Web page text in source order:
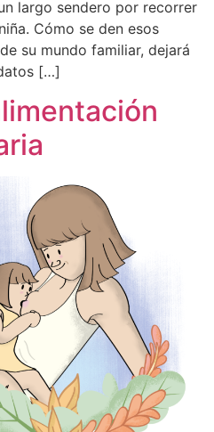
largo sendero por recorrer
Cómo se den esos
su mundo familiar, dejará
[…]